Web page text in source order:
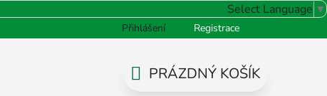
Select Language ▼
Přihlášení Registrace
PRÁZDNÝ KOŠÍK